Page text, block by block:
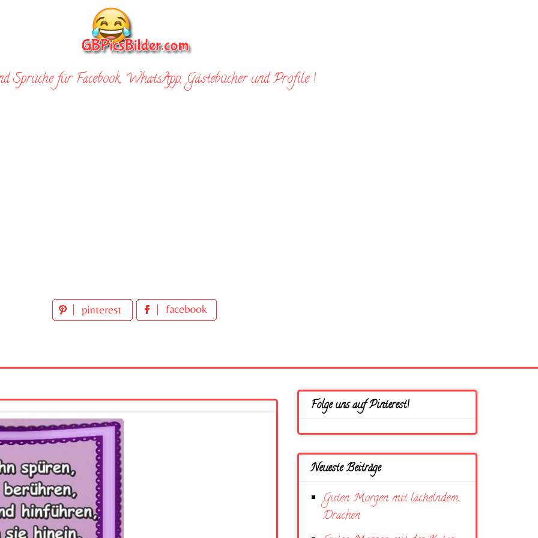
Sprüche für Facebook, WhatsApp, Gästebücher und Profile !
Folge uns auf Pinterest!
Neueste Beiträge
Guten Morgen mit lächelndem
Drachen